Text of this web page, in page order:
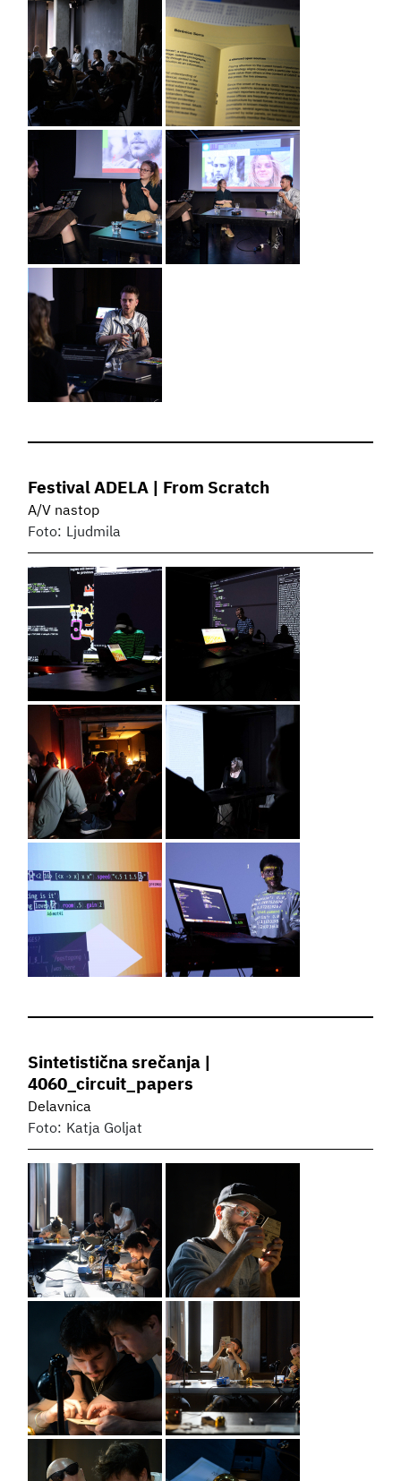
Festival ADELA | From Scratch
A/V nastop
Foto: Ljudmila
Sintetistična srečanja |
4060_circuit_papers
Delavnica
Foto: Katja Goljat